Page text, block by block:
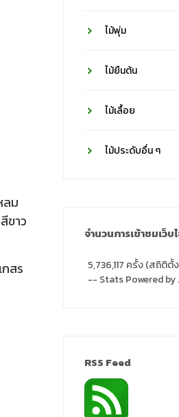
ลม
ขาว
สร
ไม้พุ่ม
ไม้ยืนต้น
ไม้เลื้อย
ไม้ประดับอื่น ๆ
จำนวนการเข้าชมเว็
5,736,117 ครั้ง (สถิติ
-- Stats Powered
RSS Feed